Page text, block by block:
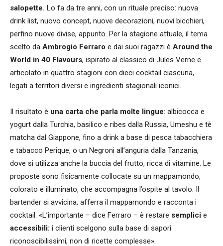
salopette. Lo fa da tre anni, con un rituale preciso: nuova
drink list, nuovo concept, nuove decorazioni, nuovi bicchieri,
perfino nuove divise, appunto. Per la stagione attuale, il tema
scelto da Ambrogio Ferraro e dai suoi ragazzi è Around the
World in 40 Flavours, ispirato al classico di Jules Verne e
articolato in quattro stagioni con dieci cocktail ciascuna,
legati a territori diversi e ingredienti stagionali iconici.
Il risultato è una carta che parla molte lingue: albicocca e
yogurt dalla Turchia, basilico e ribes dalla Russia, Umeshu e tè
matcha dal Giappone, fino a drink a base di pesca tabacchiera
e tabacco Perique, o un Negroni all’anguria dalla Tanzania,
dove si utilizza anche la buccia del frutto, ricca di vitamine. Le
proposte sono fisicamente collocate su un mappamondo,
colorato e illuminato, che accompagna l’ospite al tavolo. Il
bartender si avvicina, afferra il mappamondo e racconta i
cocktail. «L’importante – dice Ferraro – è restare semplici e
accessibili: i clienti scelgono sulla base di sapori
riconoscibilissimi, non di ricette complesse».